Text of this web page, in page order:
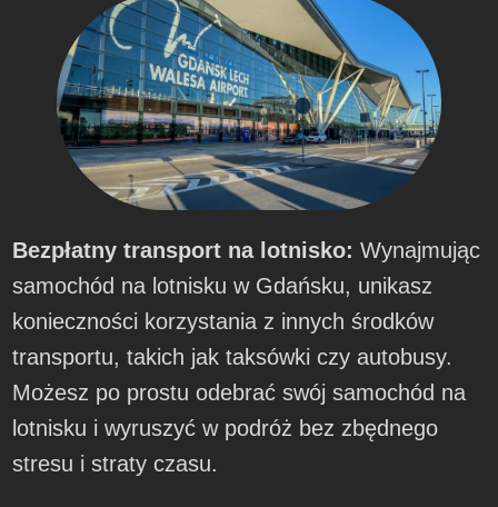
Bezpłatny transport na lotnisko: Wynajmując
samochód na lotnisku w Gdańsku, unikasz
konieczności korzystania z innych środków
transportu, takich jak taksówki czy autobusy.
Możesz po prostu odebrać swój samochód na
lotnisku i wyruszyć w podróż bez zbędnego
stresu i straty czasu.